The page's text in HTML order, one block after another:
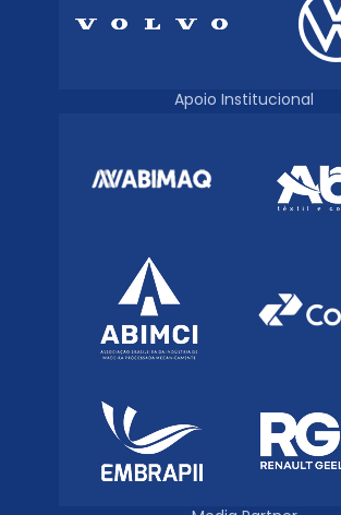
Apoio Institucional